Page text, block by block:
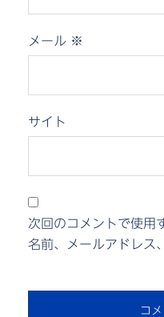
メール ※
サイト
次回のコメントで使用
名前、メールアドレス